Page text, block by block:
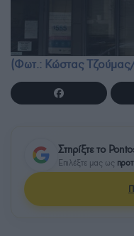
(Φωτ.: Κώστας
Στηρίξτε το
Επιλέξτε μας ως